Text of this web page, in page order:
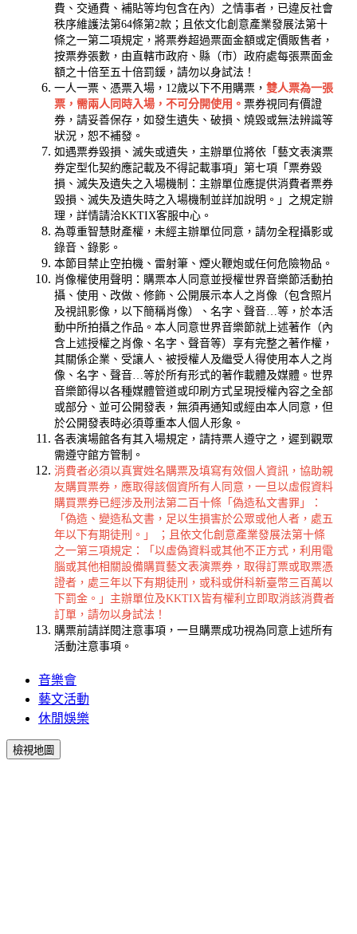
費、交通費、補貼等均包含在內）之情事者，已違反社會
秩序維護法第64條第2款；且依文化創意產業發展法第十
條之一第二項規定，將票券超過票面金額或定價販售者，
按票券張數，由直轄市政府、縣（市）政府處每張票面金
額之十倍至五十倍罰鍰，請勿以身試法！
一人一票、憑票入場，12歲以下不用購票， 雙人票為一張
票，需兩人同時入場，不可分開使用。 票券視同有價證
券，請妥善保存，如發生遺失、破損、燒毀或無法辨識等
狀況，恕不補發。
如遇票券毀損、滅失或遺失，主辦單位將依「藝文表演票
券定型化契約應記載及不得記載事項」第七項「票券毀
損、滅失及遺失之入場機制：主辦單位應提供消費者票券
毀損、滅失及遺失時之入場機制並詳加說明。」之規定辦
理，詳情請洽KKTIX客服中心。
為尊重智慧財產權，未經主辦單位同意，請勿全程攝影或
錄音、錄影。
本節目禁止空拍機、雷射筆、煙火鞭炮或任何危險物品。
肖像權使用聲明：購票本人同意並授權世界音樂節活動拍
攝、使用、改做、修飾、公開展示本人之肖像（包含照片
及視訊影像，以下簡稱肖像）、名字、聲音…等，於本活
動中所拍攝之作品。本人同意世界音樂節就上述著作（內
含上述授權之肖像、名字、聲音等）享有完整之著作權，
其關係企業、受讓人、被授權人及繼受人得使用本人之肖
像、名字、聲音…等於所有形式的著作載體及媒體。世界
音樂節得以各種媒體管道或印刷方式呈現授權內容之全部
或部分、並可公開發表，無須再通知或經由本人同意，但
於公開發表時必須尊重本人個人形象。
各表演場館各有其入場規定，請持票人遵守之，遲到觀眾
需遵守館方管制。
消費者必須以真實姓名購票及填寫有效個人資訊，協助親
友購買票券，應取得該個資所有人同意，一旦以虛假資料
購買票券已經涉及刑法第二百十條「偽造私文書罪」：
「偽造、變造私文書，足以生損害於公眾或他人者，處五
年以下有期徒刑。」 ；且依文化創意產業發展法第十條
之一第三項規定：「以虛偽資料或其他不正方式，利用電
腦或其他相關設備購買藝文表演票券，取得訂票或取票憑
證者，處三年以下有期徒刑，或科或併科新臺幣三百萬以
下罰金。」主辦單位及KKTIX皆有權利立即取消該消費者
訂單，請勿以身試法！
購票前請詳閱注意事項，一旦購票成功視為同意上述所有
活動注意事項。
音樂會
藝文活動
休閒娛樂
檢視地圖